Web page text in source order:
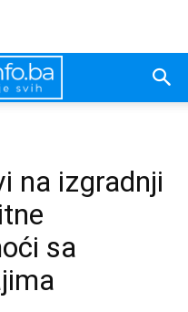
na izgradnji
sa